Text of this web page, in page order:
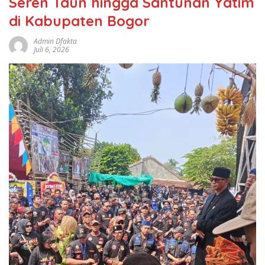
di Kabupaten Bogor
Admin Dfakta
Juli 6, 2026